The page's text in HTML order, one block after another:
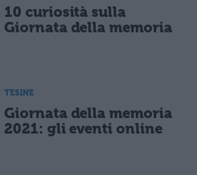
10 curiosità sulla
Giornata della memoria
TESINE
Giornata della memoria
2021: gli eventi online